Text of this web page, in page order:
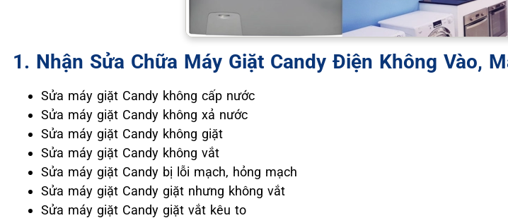
1. Nhận Sửa Chữa Máy Giặt Candy Điện Không Vào,
Sửa máy giặt Candy không cấp nước
Sửa máy giặt Candy không xả nước
Sửa máy giặt Candy không giặt
Sửa máy giặt Candy không vắt
Sửa máy giặt Candy bị lỗi mạch, hỏng mạch
Sửa máy giặt Candy giặt nhưng không vắt
Sửa máy giặt Candy giặt vắt kêu to